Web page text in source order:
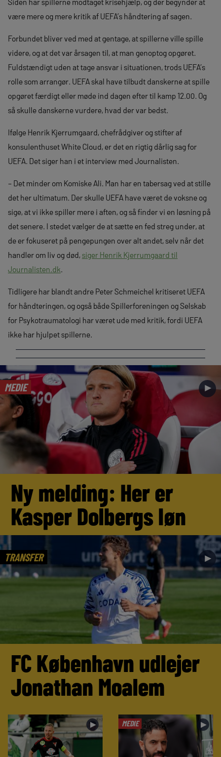
være mere og mere kritik af UEFA’s håndtering af sagen.
Forbundet bliver ved med at gentage, at spillerne ville spille
videre, og at det var årsagen til, at man genoptog opgøret.
Fuldstændigt uden at tage ansvar i situationen, trods UEFA’s
rolle som arrangør. UEFA skal have tilbudt danskerne at spille
opgøret færdigt eller møde ind dagen efter til kamp 12.00. Og
så skulle danskerne vurdere, hvad der var bedst.
Ifølge Henrik Kjerrumgaard, chefrådgiver og stifter af
konsulenthuset White Cloud, er det en rigtig dårlig sag for
UEFA. Det siger han i et interview med Journalisten.
– Det minder om Komiske Ali. Man har en tabersag ved at stille
det her ultimatum. Der skulle UEFA have været de voksne og
sige, at vi ikke spiller mere i aften, og så finder vi en løsning på
det senere. I stedet vælger de at sætte en fed streg under, at
de er fokuseret på pengepungen over alt andet, selv når det
handler om liv og død, siger Henrik Kjerrumgaard til
Journalisten.dk.
Tidligere har blandt andre Peter Schmeichel kritiseret UEFA
for håndteringen, og også både Spillerforeningen og Selskab
for Psykotraumatologi har været ude med kritik, fordi UEFA
ikke har hjulpet spillerne.
MEDIE ►
Ny melding: Her er
Kasper Dolbergs løn
TRANSFER ►
FC København udlejer
Jonathan Moalem
► MEDIE ►